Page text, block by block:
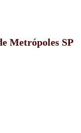
Metrópoles SP